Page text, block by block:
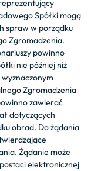
Spółki mogą
spraw w porządku
Zgromadzenia.
powinno
nie później niż
Zgromadzenia
zawierać
dotyczących
obrad. Do żądania
Żądanie może
elektronicznej